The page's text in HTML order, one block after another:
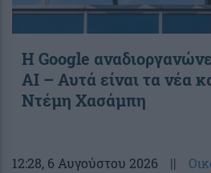
Η Google
AI – Αυτά είναι τα νέα
Ντέμη Χασάμπη
12:28, 6 Αυγούστου 2026 ||